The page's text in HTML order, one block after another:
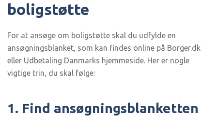
boligstøtte
For at ansøge om boligstøtte skal du udfylde en
ansøgningsblanket, som kan findes online på Borger.dk
eller Udbetaling Danmarks hjemmeside. Her er nogle
vigtige trin, du skal følge:
1. Find ansøgningsblanketten